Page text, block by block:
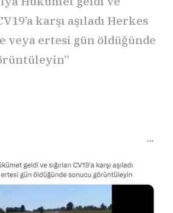
karşı aşıladı Herkes
veya ertesi gün öldüğünde